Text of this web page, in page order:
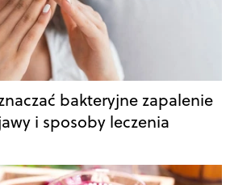
bakteryjne zapalenie
i sposoby leczenia